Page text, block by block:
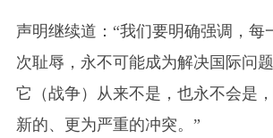
声明继续道：“我们要明确强调，每
次耻辱，永不可能成为解决国际问题
它（战争）从来不是，也永不会是
新的、更为严重的冲突。”